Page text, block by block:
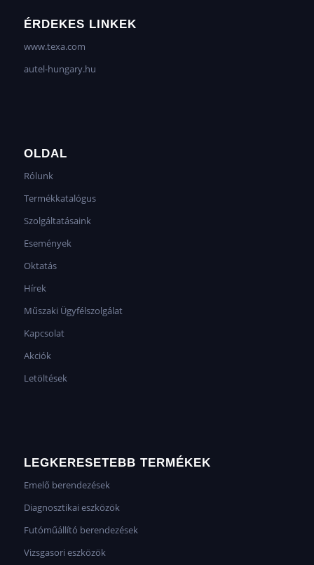
ÉRDEKES LINKEK
www.texa.com
autel-hungary.hu
OLDAL
Rólunk
Termékkatalógus
Szolgáltatásaink
Események
Oktatás
Hírek
Műszaki Ügyfélszolgálat
Kapcsolat
Akciók
Letöltések
LEGKERESETEBB TERMÉKEK
Emelő berendezések
Diagnosztikai eszközök
Futóműállító berendezések
Vizsgasori eszközök